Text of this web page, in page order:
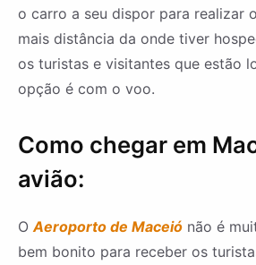
o carro a seu dispor para realizar
mais distância da onde tiver
os turistas e visitantes que estão
opção é com o voo.
Como chegar em
avião:
OAeroporto de Maceió não é
bem bonito para receber os